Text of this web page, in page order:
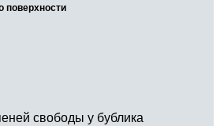
поверхности
свободы у бублика